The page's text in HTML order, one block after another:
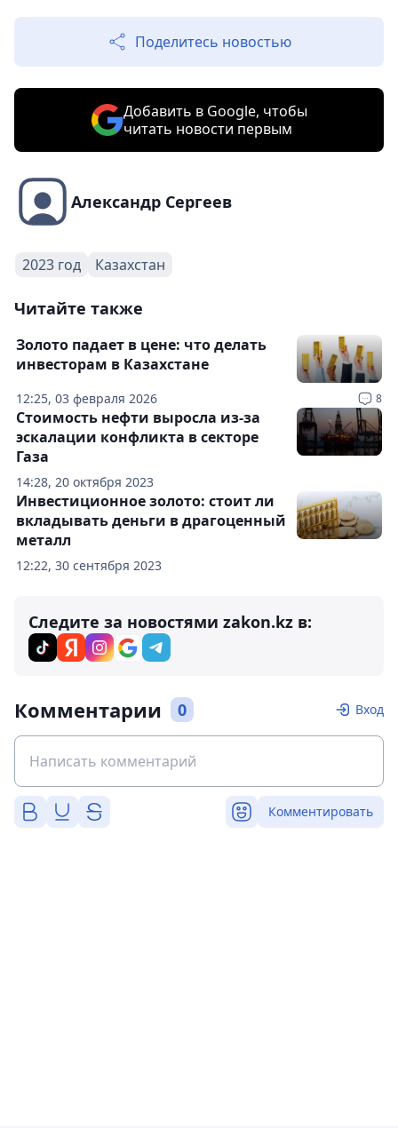
Поделитесь новостью
Добавить в Google, чтобы
читать новости первым
Александр Сергеев
2023 год Казахстан
Читайте также
12:25, 03 февраля 2026 8
Золото падает в цене: что делать
инвесторам в Казахстане
14:28, 20 октября 2023
Стоимость нефти выросла из-за
эскалации конфликта в секторе
Газа
12:22, 30 сентября 2023
Инвестиционное золото: стоит ли
вкладывать деньги в драгоценный
металл
Следите за новостями zakon.kz в:
Комментарии 0 Вход
Комментировать